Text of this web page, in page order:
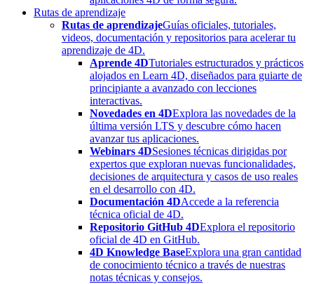
Rutas de aprendizaje
Rutas de aprendizajeGuías oficiales, tutoriales,
videos, documentación y repositorios para acelerar tu
aprendizaje de 4D.
Aprende 4DTutoriales estructurados y prácticos
alojados en Learn 4D, diseñados para guiarte de
principiante a avanzado con lecciones
interactivas.
Novedades en 4DExplora las novedades de la
última versión LTS y descubre cómo hacen
avanzar tus aplicaciones.
Webinars 4DSesiones técnicas dirigidas por
expertos que exploran nuevas funcionalidades,
decisiones de arquitectura y casos de uso reales
en el desarrollo con 4D.
Documentación 4DAccede a la referencia
técnica oficial de 4D.
Repositorio GitHub 4DExplora el repositorio
oficial de 4D en GitHub.
4D Knowledge BaseExplora una gran cantidad
de conocimiento técnico a través de nuestras
notas técnicas y consejos.